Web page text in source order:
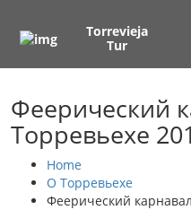
Torrevieja
Tur
Феерический
Торревьехе
Home
О Торревьехе
Феерический